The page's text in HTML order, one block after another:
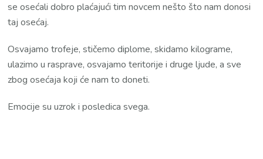
se osećali dobro plaćajući tim novcem nešto što nam donosi
taj osećaj.
Osvajamo trofeje, stičemo diplome, skidamo kilograme,
ulazimo u rasprave, osvajamo teritorije i druge ljude, a sve
zbog osećaja koji će nam to doneti.
Emocije su uzrok i posledica svega.